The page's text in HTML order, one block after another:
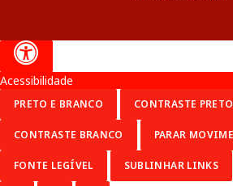
Acessibilidade
PRETO E BRANCO CONTRASTE PRETO
CONTRASTE BRANCO PARAR
FONTE LEGÍVEL SUBLINHAR LINKS